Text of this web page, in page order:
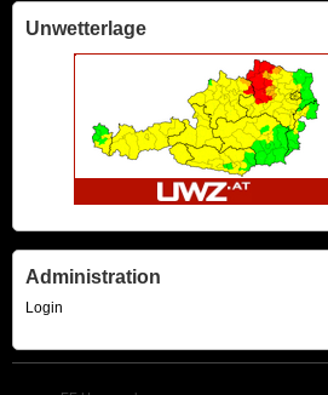
Unwetterlage
Administration
Login